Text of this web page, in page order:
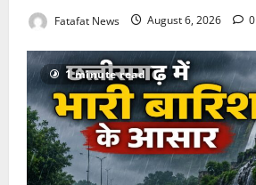
Fatafat News August 6, 2026 0
1 minute read